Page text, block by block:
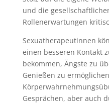
und die
Rollenerwartungen
Sexuatherapeutinnen
einen besseren Kontakt
bekommen, Ängste zu
Genießen zu
Gesprächen, aber auch